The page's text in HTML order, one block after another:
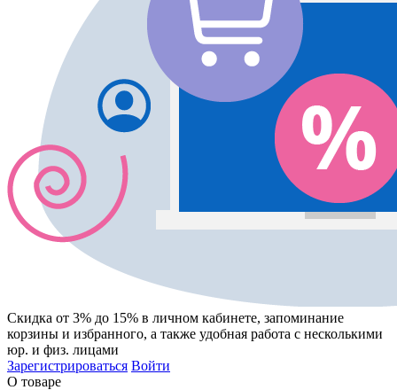
Скидка от 3% до 15% в личном кабинете, запоминание
корзины и избранного, а также удобная работа с несколькими
юр. и физ. лицами
Зарегистрироваться Войти
О товаре